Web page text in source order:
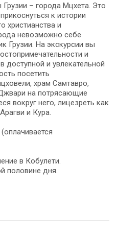
– города Мцхета. Это
к истории
христианства и
невозможно себе
Грузии. На экскурсии вы
и
доступной и увлекательной
посетить
храм Самтавро,
на потрясающие
вокруг него, лицезреть как
и Кура.
в Кобулети.
половине дня.